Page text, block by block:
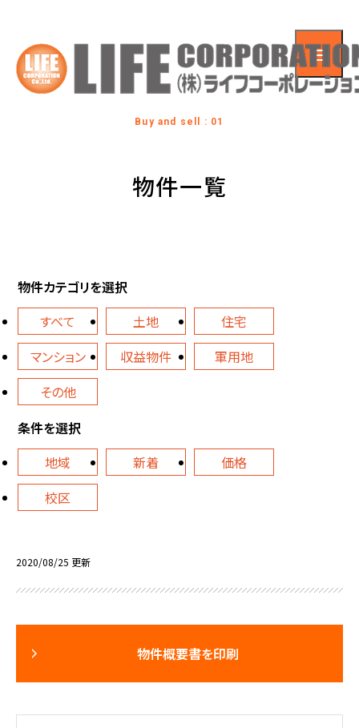
Buy and sell : 01
物件一覧
物件カテゴリを選択
すべて
土地
住宅
マンション
収益物件
軍用地
その他
条件を選択
地域
新着
価格
校区
2020/08/25 更新
物件概要書を印刷